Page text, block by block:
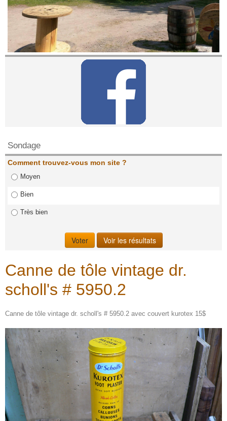
Sondage
Comment trouvez-vous mon site ?
Moyen
Bien
Très bien
Canne de tôle vintage dr.
scholl's # 5950.2
Canne de tôle vintage dr. scholl's # 5950.2 avec couvert kurotex 15$